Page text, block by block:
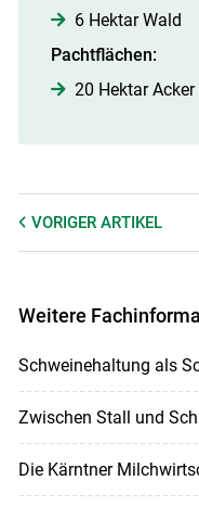
6 Hektar Wald
Pachtflächen:
20 Hektar Acker
VORIGER ARTIKEL
Weitere
Schweinehaltung als
Zwischen Stall und
Die Kärntner